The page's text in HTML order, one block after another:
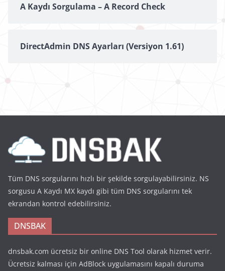
A Kaydı Sorgulama – A Record Check
DirectAdmin DNS Ayarları (Versiyon 1.61)
Tüm DNS sorgularını hızlı bir şekilde sorgulayabilirsiniz. NS
sorgusu A Kaydı MX kaydı gibi tüm DNS sorgularını tek
ekrandan kontrol edebilirsiniz.
DNSBAK
dnsbak.com ücretsiz bir online DNS Tool olarak hizmet verir.
Ücretsiz kalması için AdBlock uygulamasını kapalı duruma